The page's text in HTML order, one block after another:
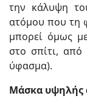
την κάλυψη
ατόμου που τη
μπορεί όμως
στο σπίτι,
ύφασμα).
Μάσκα υψηλής